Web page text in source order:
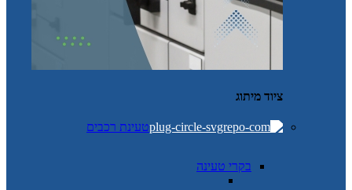
ציוד מיתוג
טעינת רכבים
בקרי טעינה